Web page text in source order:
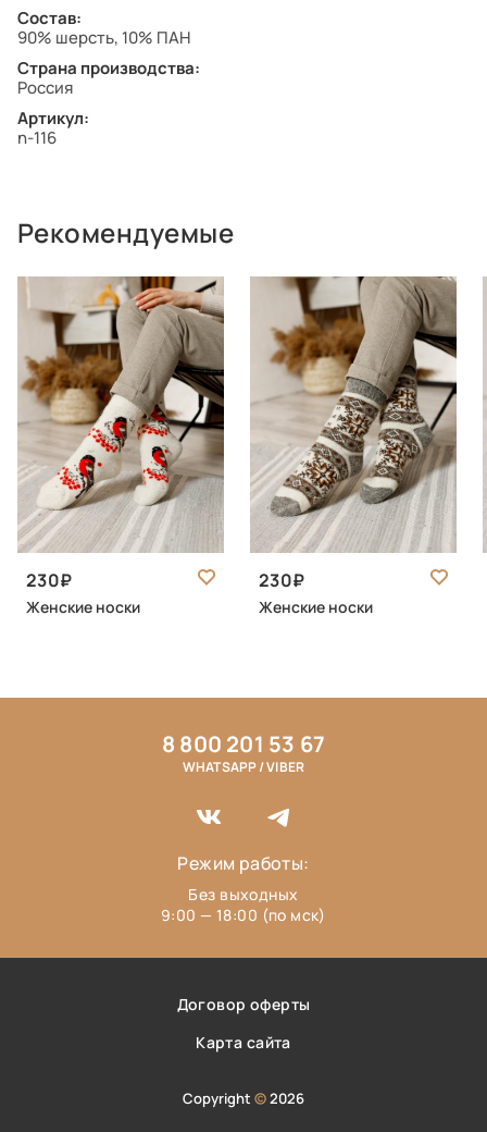
Состав:
90% шерсть, 10% ПАН
Страна производства:
Россия
Артикул:
n-116
Рекомендуемые
230
Женские носки
230
Женские носки
Договор оферты
Карта сайта
Copyright ©2026
8 800 201 53 67
WHATSAPP / VIBER
Режим работы:
Без выходных
9:00 — 18:00 (по мск)